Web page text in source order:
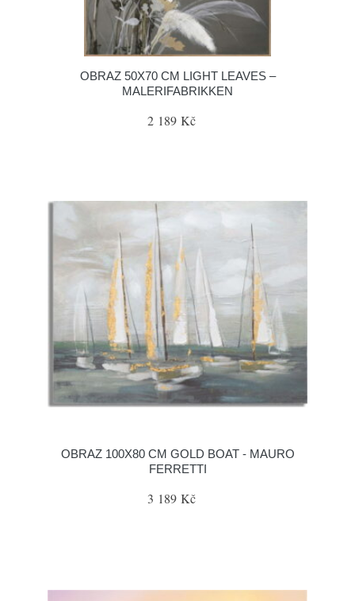
OBRAZ 50X70 CM LIGHT LEAVES –
MALERIFABRIKKEN
2 189 Kč
OBRAZ 100X80 CM GOLD BOAT - MAURO
FERRETTI
3 189 Kč